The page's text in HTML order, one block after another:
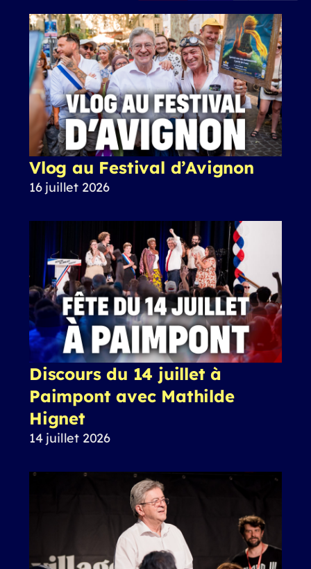
Vlog au Festival d’Avignon
16 juillet 2026
Discours du 14 juillet à
Paimpont avec Mathilde
Hignet
14 juillet 2026